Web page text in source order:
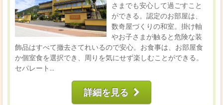
さまでも安心して過ごすこと
ができる。認定のお部屋は、
数奇屋づくりの和室。掛け軸
やお子さまが触ると危険な装
飾品はすべて撤去さてれいるので安心。お食事は、お部屋食
か個室食を選択でき、周りを気にせず楽しむことができる。
セパレート...
詳細を見る